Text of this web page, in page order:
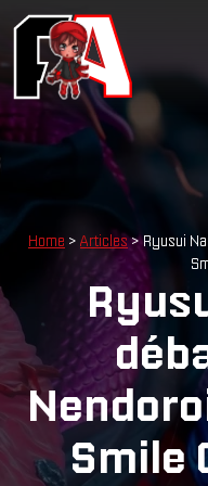
Home > Articles> Ryusui
Smile